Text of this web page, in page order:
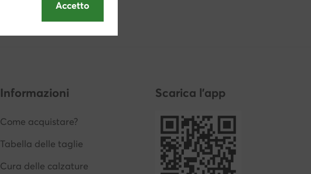
Informazioni
Come acquistare?
Tabella delle taglie
Cura delle calzature
Scarica l'app
Accetto